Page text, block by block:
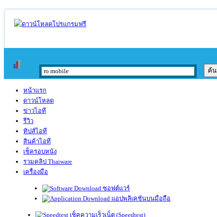
หน้าแรก
ดาวน์โหลด
ข่าวไอที
รีวิว
ทิปส์ไอที
สินค้าไอที
เช็ครอบหนัง
รวมคลิป Thaiware
เครื่องมือ
ซอฟต์แวร์
แอปพลิเคชันบนมือถือ
เช็คความเร็วเน็ต (Speedtest)